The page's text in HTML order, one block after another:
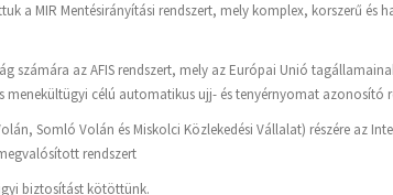
a MIR Mentésirányítási rendszert, mely komplex, korszerű
számára az AFIS rendszert, mely az Európai Unió
célú automatikus ujj- és tenyérnyomat azonosító
Somló Volán és Miskolci Közlekedési Vállalat) részére az
rendszert
biztosítást kötöttünk.